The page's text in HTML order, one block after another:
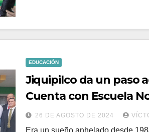
EDUCACIÓN
Jiquipilco da un paso
Cuenta con Escuela
Superior
26 DE AGOSTO DE 2024